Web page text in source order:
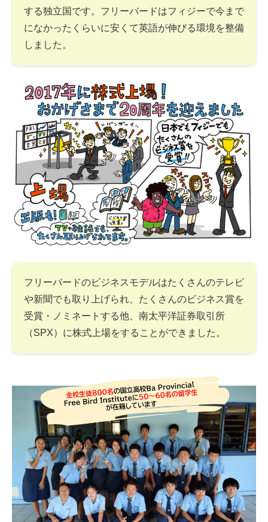
する独立国です。フリーバードはフィジーで今まで
になかったくらいに安くて英語が伸びる環境を整備
しました。
フリーバードのビジネスモデルはたくさんのテレビ
や新聞でも取り上げられ、たくさんのビジネス賞を
受賞・ノミネートする他、南太平洋証券取引所
（SPX）に株式上場をすることができました。